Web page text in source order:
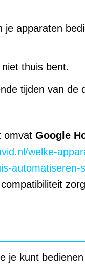
je apparaten
thuis bent.
tijden van de
omvat Google
welke-
automatiseren-
je kunt